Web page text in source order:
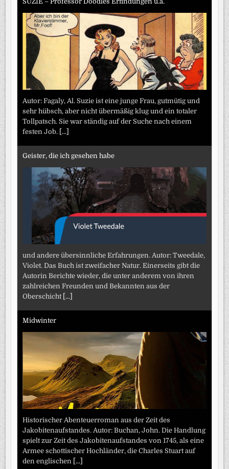
Autor: Fagaly, Al. Suzie ist eine junge Frau, gutmütig und
sehr hübsch, aber nicht übermäßig klug und ein totaler
Tollpatsch. Sie war ständig auf der Suche nach einem
festen Job. [...]
Geister, die ich gesehen habe
und andere übersinnliche Erfahrungen. Autor: Tweedale,
Violet. Das Buch ist zweifacher Natur. Einerseits gibt die
Autorin Berichte wieder, die unter anderem von ihren
zahlreichen Freunden und Bekannten aus der
Oberschicht [...]
Midwinter
Historischer Abenteuerroman aus der Zeit des
Jakobitenaufstandes. Autor: Buchan, John. Die Handlung
spielt zur Zeit des Jakobitenaufstandes von 1745, als eine
Armee schottischer Hochländer, die Charles Stuart auf
den englischen [...]